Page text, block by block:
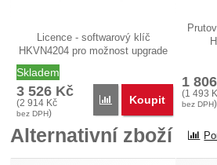
Licence - softwarový klíč
HKVN4204 pro možnost upgrade
Skladem
3 526 Kč
(2 914 Kč
bez DPH)
Porovnat
Koupit
1 806
(1 493
bez DPH)
Alternativní zboží